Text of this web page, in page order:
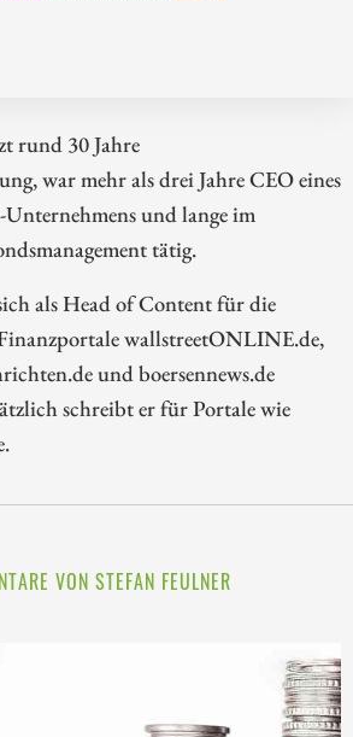
rund 30 Jahre
war mehr als drei Jahre CEO eines
und lange im
tätig.
als Head of Content für die
wallstreetONLINE.de,
und boersennews.de
schreibt er für Portale wie
VON STEFAN FEULNER